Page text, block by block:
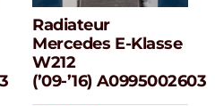
Radiateur
Mercedes E-
klasse W212
(’09-’16)
Radiateur
Mercedes E-Klasse
W212
(’09-’16) A0995002603